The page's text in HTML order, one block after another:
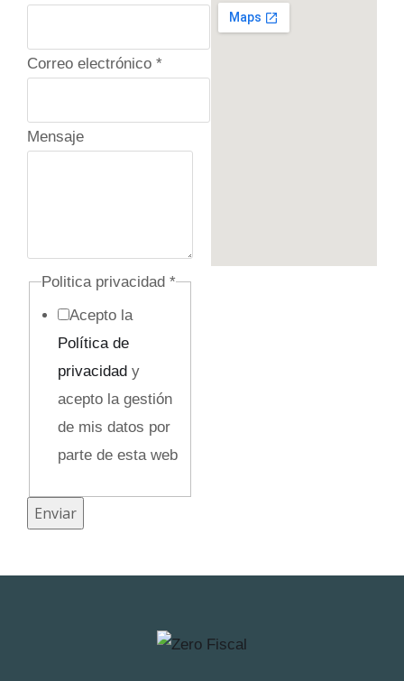
Correo electrónico *
Mensaje
C
u
l
Politica privacidad *
Acepto la
Política de
privacidady
acepto la gestión
de mis datos por
parte de esta web
Enviar